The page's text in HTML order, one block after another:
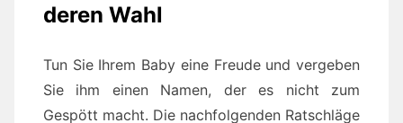
deren Wahl
Tun Sie Ihrem Baby eine Freude und vergeben
Sie ihm einen Namen, der es nicht zum
Gespött macht. Die nachfolgenden Ratschläge